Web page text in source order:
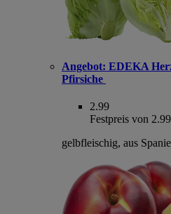
Angebot: EDEKA
Pfirsiche
2.99
Festpreis von
gelbfleischig, aus